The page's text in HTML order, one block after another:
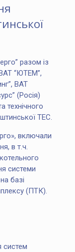
разом із
“ЮТЕМ”,
ВАТ
(Росія)
технічного
ТЕС.
включали
в т.ч.
системи
базі
(ПТК).
систем